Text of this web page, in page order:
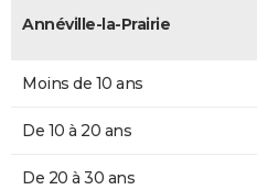
Annéville-la-Prairie
Moins de 10 ans
De 10 à 20 ans
De 20 à 30 ans